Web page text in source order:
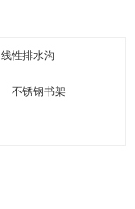
线性排水沟
不锈钢书架